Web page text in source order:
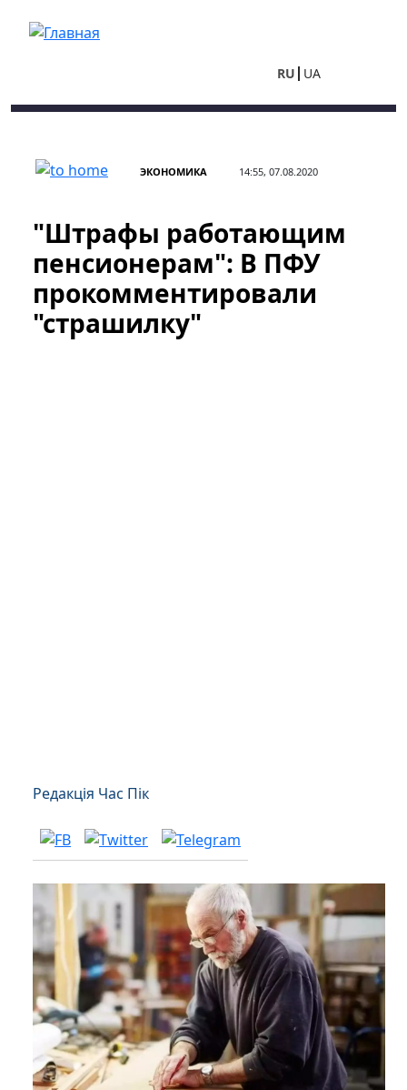
RU UA
ЭКОНОМИКА 14:55, 07.08.2020
"Штрафы работающим
пенсионерам": В ПФУ
прокомментировали
"страшилку"
Редакція Час Пік